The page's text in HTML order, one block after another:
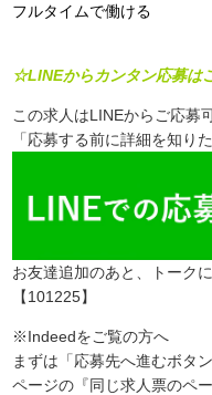
フルタイムで働ける
☆LINEからカンタン応募は
この求人はLINEからご応募
「応募する前に詳細を知り
お友達追加のあと、トーク
【101225】
※Indeedをご覧の方へ
まずは「応募先へ進むボタ
ページの『同じ求人票のペ